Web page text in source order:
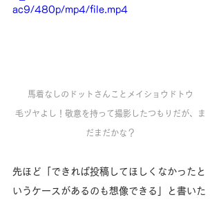
ac9/480p/mp4/file.mp4
馬着なしのドットさんことメイショウドトウ
毛ヅヤよし！敬意を持って撮影したつもりだが、ま
だまだかな？
先ほど「できれば投稿してほしくなかったと
いうケースがあるのも想像できる」と書いた